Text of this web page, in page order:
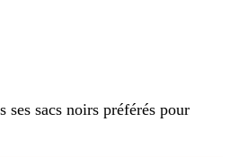
ses sacs noirs préférés pour